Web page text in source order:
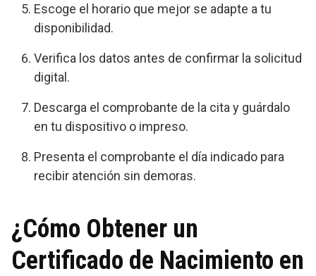
Escoge el horario que mejor se adapte a tu
disponibilidad.
Verifica los datos antes de confirmar la solicitud
digital.
Descarga el comprobante de la cita y guárdalo
en tu dispositivo o impreso.
Presenta el comprobante el día indicado para
recibir atención sin demoras.
¿Cómo Obtener un
Certificado de Nacimiento en